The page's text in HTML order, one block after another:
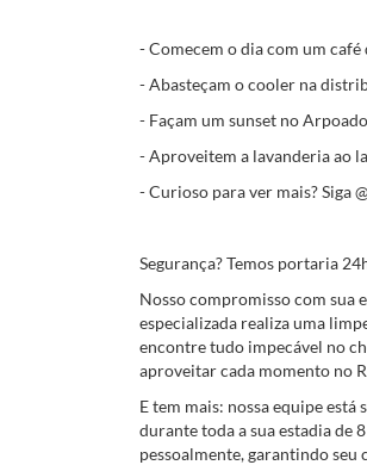
- Comecem o dia com um
- Abasteçam o cooler na
- Façam um sunset no
- Aproveitem a lavanderia ao
- Curioso para ver mais? Siga
Segurança? Temos portaria
Nosso compromisso com sua
especializada realiza uma
encontre tudo impecável no
aproveitar cada momento no
E tem mais: nossa equipe
durante toda a sua estadia de
pessoalmente, garantindo